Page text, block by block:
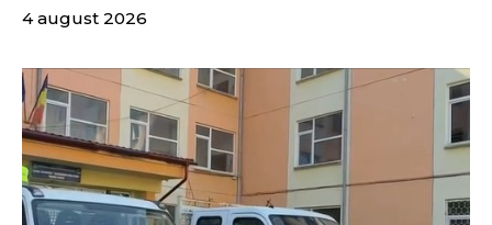
4 august 2026